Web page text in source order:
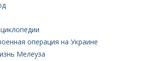
операция на Украине
Мелеуза